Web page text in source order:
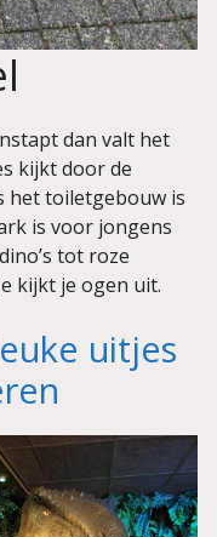
dan valt het
kijkt door de
het toiletgebouw is
is voor jongens
tot roze
kijkt je ogen uit.
uitjes